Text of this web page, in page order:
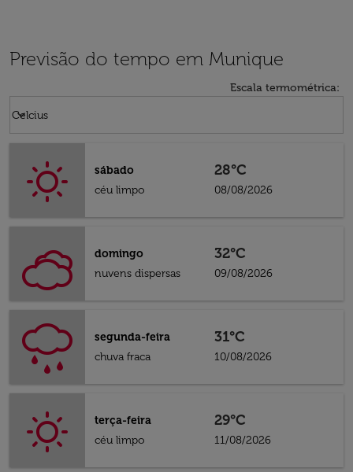
Previsão do tempo em Munique
Escala termométrica:
Celcius
keyboard_arrow_down
sábado
céu limpo
28°C
08/08/2026
domingo
nuvens dispersas
32°C
09/08/2026
segunda-feira
chuva fraca
31°C
10/08/2026
terça-feira
céu limpo
29°C
11/08/2026